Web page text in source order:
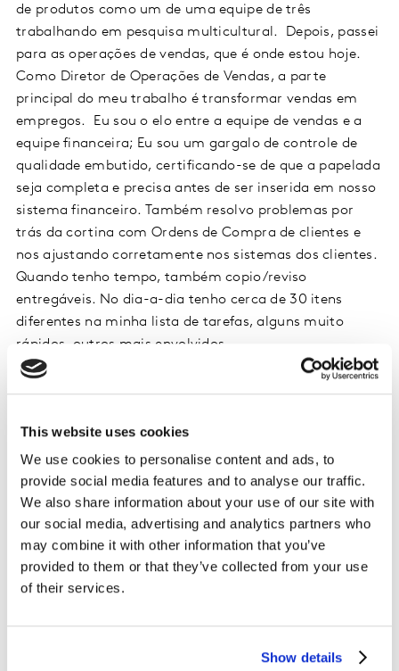
This website uses cookies
We use cookies to personalise content and ads, to
provide social media features and to analyse our traffic.
We also share information about your use of our site with
our social media, advertising and analytics partners who
may combine it with other information that you’ve
provided to them or that they’ve collected from your use
of their services.
Show details
de produtos como um de uma equipe de três
trabalhando em pesquisa multicultural. Depois, passei
para as operações de vendas, que é onde estou hoje.
Como Diretor de Operações de Vendas, a parte
principal do meu trabalho é transformar vendas em
empregos. Eu sou o elo entre a equipe de vendas e a
equipe financeira; Eu sou um gargalo de controle de
qualidade embutido, certificando-se de que a papelada
seja completa e precisa antes de ser inserida em nosso
sistema financeiro. Também resolvo problemas por
trás da cortina com Ordens de Compra de clientes e
nos ajustando corretamente nos sistemas dos clientes.
Quando tenho tempo, também copio/reviso
entregáveis. No dia-a-dia tenho cerca de 30 itens
diferentes na minha lista de tarefas, alguns muito
rápidos, outros mais envolvidos.
Para ter sucesso nesse tipo de função, a atenção aos
multitarefa. Um sentido de humor. Paciência. O
conhecimento institucional também é útil, e eu tenho
muito disso.
Como você descreveria a cultura?
Dentro da minha unidade: calorosa e carinhosa. Não é
tão grande (65 pessoas ou mais) e muitos de nós
estamos aqui há 10 anos ou mais, então nos
Brincamos muito – há um tópico muito ativo em nosso